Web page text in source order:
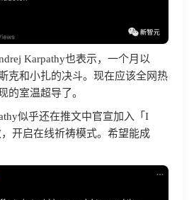
Karpathy也表示，一个月以
克和小扎的决斗。现在应该全网热
的室温超导了。
似乎还在推文中官宣加入「I
开启在线祈祷模式。希望能成